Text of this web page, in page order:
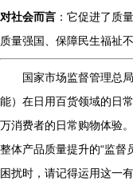
对社会而言 ：它促进了质
质量强国、保障民生福祉
国家市场监督管理总
能）在日用百货领域的日
万消费者的日常购物体验
整体产品质量提升的“监督
困扰时，请记得运用这一